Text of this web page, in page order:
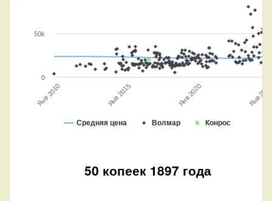
Средняя цена Волмар Конрос
Янв 2010 Янв 2015 Янв 2020 Янв
0
50k
50 копеек 1897 года